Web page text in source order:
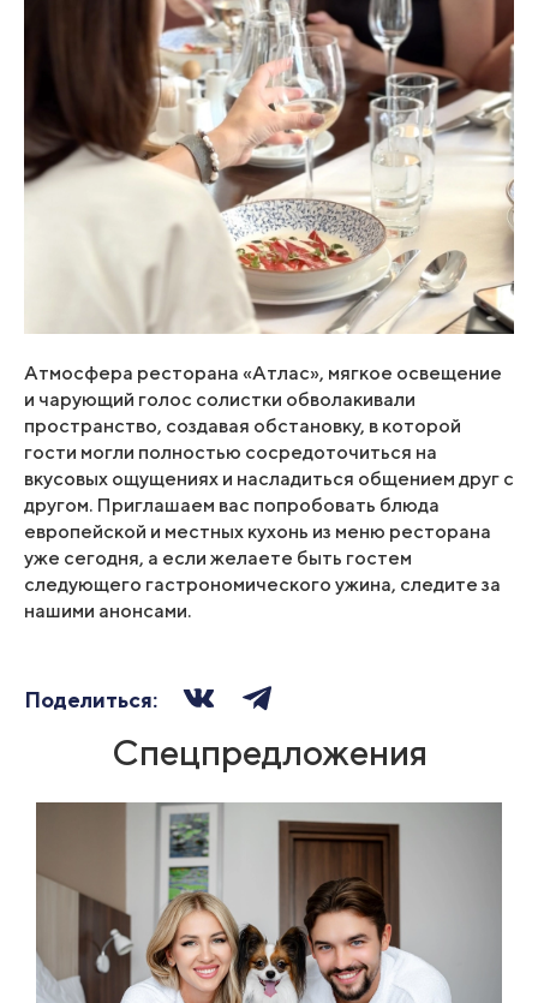
Атмосфера ресторана «Атлас», мягкое освещение
и чарующий голос солистки обволакивали
пространство, создавая обстановку, в которой
гости могли полностью сосредоточиться на
вкусовых ощущениях и насладиться общением друг с
другом. Приглашаем вас попробовать блюда
европейской и местных кухонь из меню ресторана
уже сегодня, а если желаете быть гостем
следующего гастрономического ужина, следите за
нашими анонсами.
Поделиться:
Спецпредложения